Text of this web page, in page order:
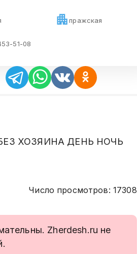
пражская
51-08
ХОЗЯИНА ДЕНЬ НОЧЬ
Число просмотров: 17308
Zherdesh.ru не